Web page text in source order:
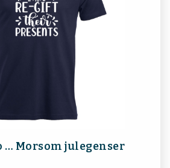
… Morsom julegenser